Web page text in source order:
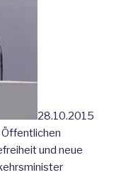
28.10.2015
und neue